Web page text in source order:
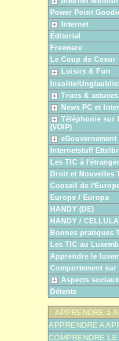
Power Point
Internet
Éditorial
Freeware
Le Coup de Coeur
Loisirs & Fun
Insolite/
Trucs & astuces
News PC et
Téléphonie sur
(VOIP)
eGouvernement
Internetstuff
Les TIC à l'étranger
Droit et Nouvelles
Conseil de
Europe / Europa
HANDY (DE)
HANDY /
Bonnes pratiques
Les TIC au
Apprendre le
Comportement sur
Aspects
Détente
APPRENDRE à
APPRENDRE A
COMPRENDRE